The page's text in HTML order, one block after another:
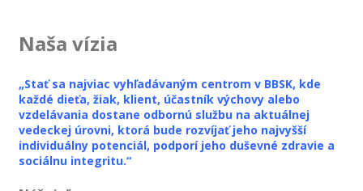
Naša vízia
„Stať sa najviac vyhľadávaným centrom v BBSK, kde
každé dieťa, žiak, klient, účastník výchovy alebo
vzdelávania dostane odbornú službu na aktuálnej
vedeckej úrovni, ktorá bude rozvíjať jeho najvyšší
individuálny potenciál, podporí jeho duševné zdravie a
sociálnu integritu.“